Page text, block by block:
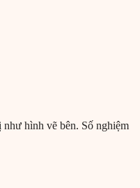
hình vẽ bên. Số nghiệm